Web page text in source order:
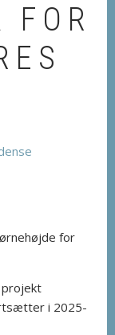
FOR
for
projekt
i 2025-